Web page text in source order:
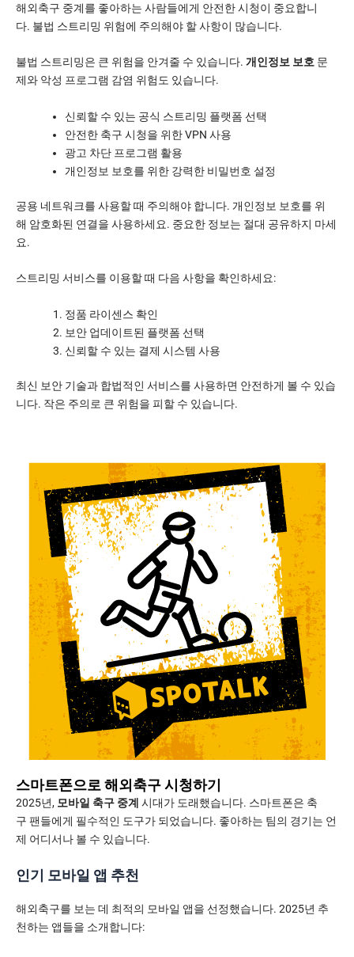
해외축구 중계를 좋아하는 사람들에게 안전한 시청이 중요합니
다. 불법 스트리밍 위험에 주의해야 할 사항이 많습니다.
불법 스트리밍은 큰 위험을 안겨줄 수 있습니다. 개인정보 보호 문
제와 악성 프로그램 감염 위험도 있습니다.
신뢰할 수 있는 공식 스트리밍 플랫폼 선택
안전한 축구 시청을 위한 VPN 사용
광고 차단 프로그램 활용
개인정보 보호를 위한 강력한 비밀번호 설정
공용 네트워크를 사용할 때 주의해야 합니다. 개인정보 보호를 위
해 암호화된 연결을 사용하세요. 중요한 정보는 절대 공유하지 마세
요.
스트리밍 서비스를 이용할 때 다음 사항을 확인하세요:
정품 라이센스 확인
보안 업데이트된 플랫폼 선택
신뢰할 수 있는 결제 시스템 사용
최신 보안 기술과 합법적인 서비스를 사용하면 안전하게 볼 수 있습
니다. 작은 주의로 큰 위험을 피할 수 있습니다.
스마트폰으로 해외축구 시청하기
2025년, 모바일 축구 중계 시대가 도래했습니다. 스마트폰은 축
구 팬들에게 필수적인 도구가 되었습니다. 좋아하는 팀의 경기는 언
제 어디서나 볼 수 있습니다.
인기 모바일 앱 추천
해외축구를 보는 데 최적의 모바일 앱을 선정했습니다. 2025년 추
천하는 앱들을 소개합니다: